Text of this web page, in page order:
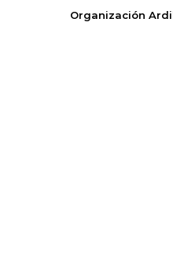
Organización